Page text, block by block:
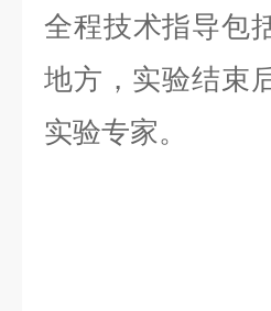
全程技术指导包
地方，实验结束
实验专家。